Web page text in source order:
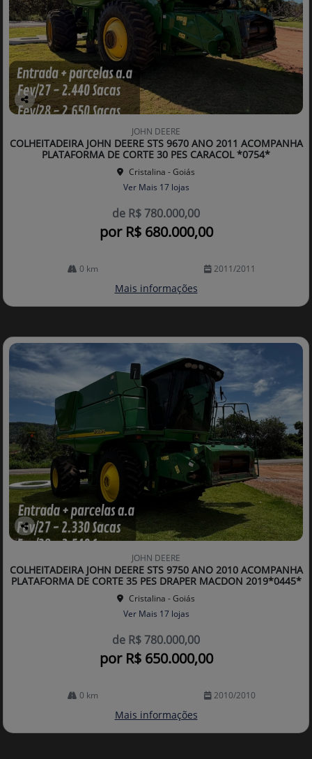
Co
arti
lhe
JOHN DEERE
COLHEITADEIRA JOHN DEERE STS 9670 ANO 2011 ACOMPANHA
PLATAFORMA DE CORTE 30 PES CARACOL *0754*
Cristalina - Goiás
Ver Mais 17 lojas
de R$ 780.000,00
por R$ 680.000,00
0 km 2011/2011
Mais informações
Co
arti
lhe
JOHN DEERE
COLHEITADEIRA JOHN DEERE STS 9750 ANO 2010 ACOMPANHA
PLATAFORMA DE CORTE 35 PES DRAPER MACDON 2019*0445*
Cristalina - Goiás
Ver Mais 17 lojas
de R$ 780.000,00
por R$ 650.000,00
0 km 2010/2010
Mais informações